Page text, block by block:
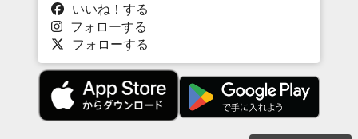
いいね！する
フォローする
フォローする